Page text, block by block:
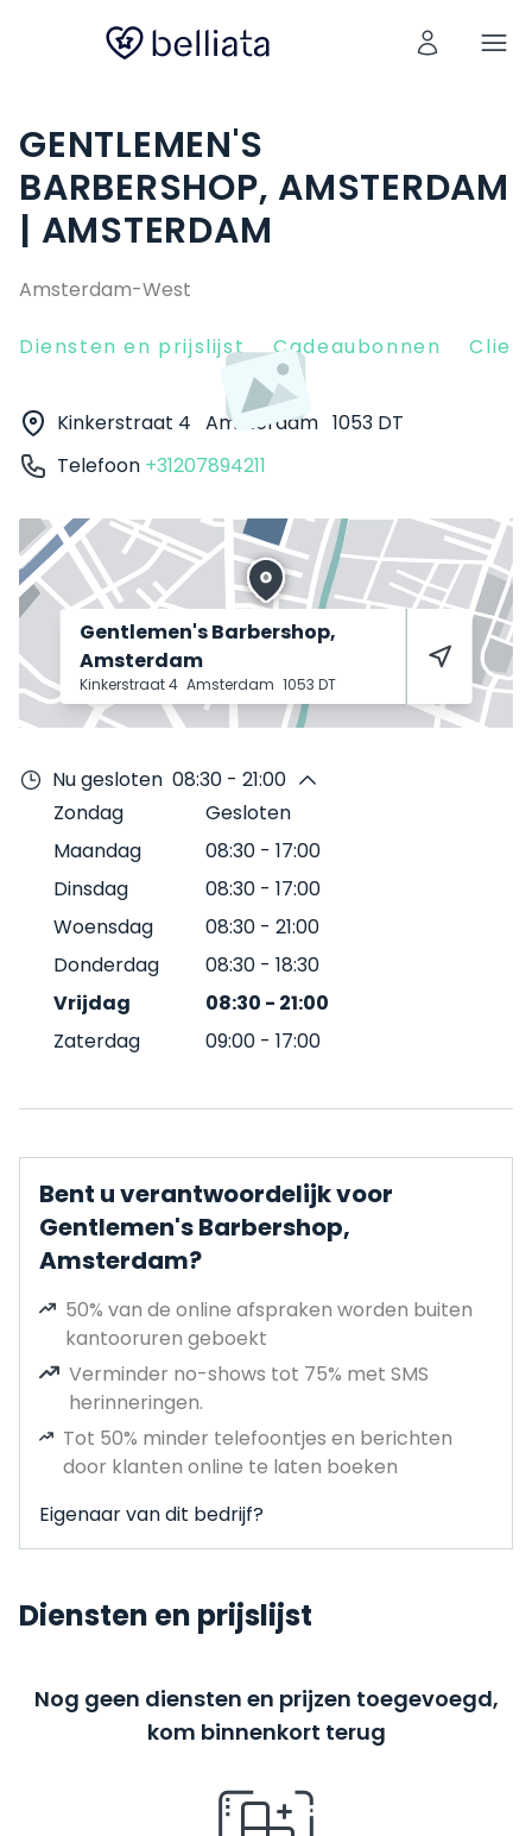
GENTLEMEN'S
BARBERSHOP, AMSTERDAM
| AMSTERDAM
Amsterdam-West
Diensten en prijslijst Cadeaubonnen
Kinkerstraat 4 Amsterdam 1053 DT
Telefoon +31207894211
Gentlemen's Barbershop,
Amsterdam
Kinkerstraat 4 Amsterdam 1053 DT
Nu gesloten 08:30 - 21:00
Zondag
Gesloten
Maandag
08:30 - 17:00
Dinsdag
08:30 - 17:00
Woensdag
08:30 - 21:00
Donderdag
08:30 - 18:30
Vrijdag
08:30 - 21:00
Zaterdag
09:00 - 17:00
Bent u verantwoordelijk voor
Gentlemen's Barbershop,
Amsterdam?
50% van de online afspraken worden buiten
kantooruren geboekt
Verminder no-shows tot 75% met SMS
herinneringen.
Tot 50% minder telefoontjes en berichten
door klanten online te laten boeken
Eigenaar van dit bedrijf?
Diensten en prijslijst
Nog geen diensten en prijzen toegevoegd,
kom binnenkort terug